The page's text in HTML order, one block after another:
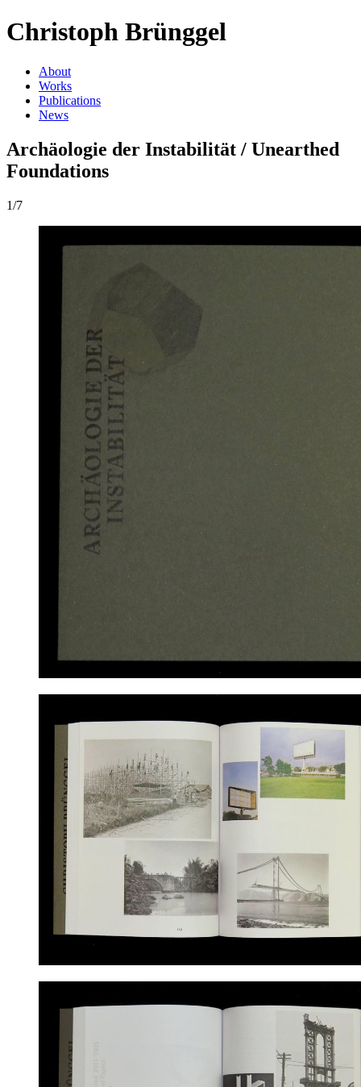
Christoph Brünggel
About
Works
Publications
News
Archäologie der Instabilität / Unearthed
Foundations
1/7